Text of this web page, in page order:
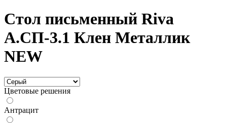
Стол письменный Riva
А.СП-3.1 Клен Металлик
NEW
Цветовые решения
Антрацит